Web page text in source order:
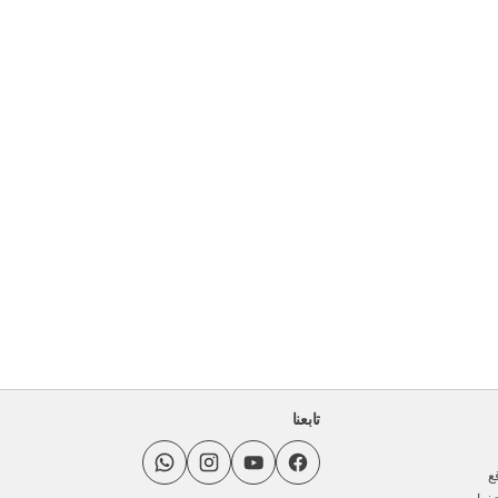
تابعنا